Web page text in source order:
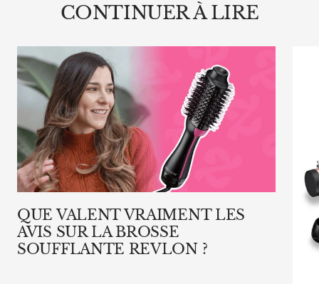
CONTINUER À LIRE
QUE VALENT VRAIMENT LES
AVIS SUR LA BROSSE
SOUFFLANTE REVLON ?